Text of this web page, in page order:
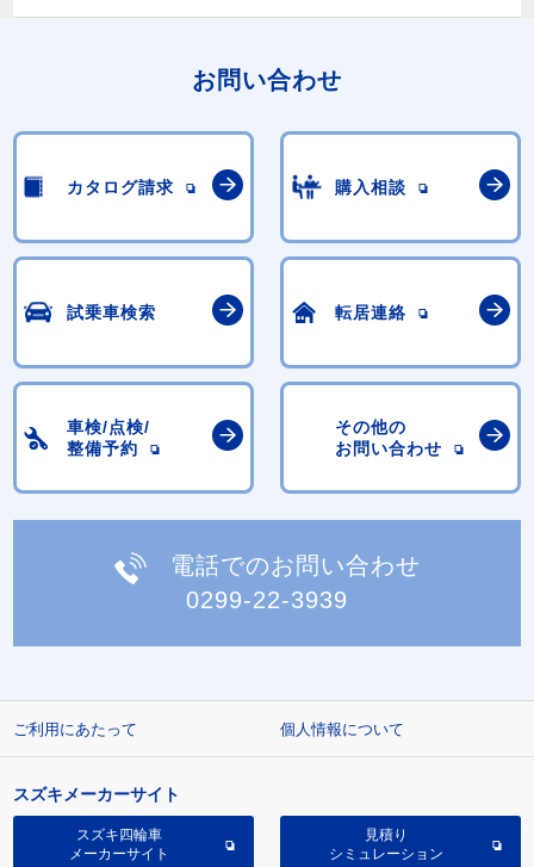
お問い合わせ
カタログ請求 購入相談
試乗車検索 転居連絡
車検/点検/
整備予約
その他の
お問い合わせ
電話でのお問い合わせ
0299-22-3939
ご利用にあたって 個人情報について
スズキメーカーサイト
スズキ四輪車
メーカーサイト
見積り
シミュレーション